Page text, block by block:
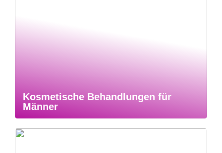
Kosmetische Behandlungen für
Männer